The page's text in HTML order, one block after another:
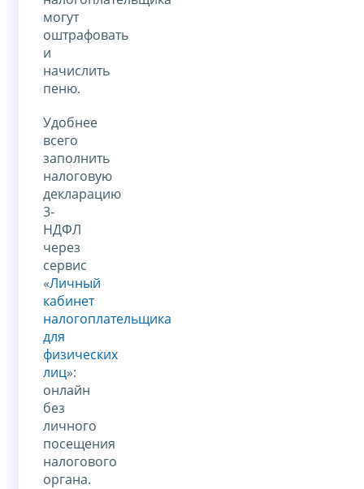
могут
оштрафовать
и
начислить
пеню.
Удобнее
всего
заполнить
налоговую
декларацию
3-
НДФЛ
через
сервис
«Личный
кабинет
налогоплательщика
для
физических
лиц»:
онлайн
без
личного
посещения
налогового
органа.